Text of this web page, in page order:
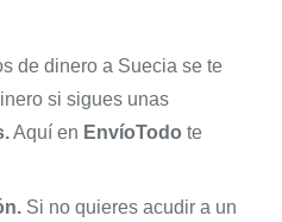
de dinero a Suecia se te
si sigues unas
Aquí en EnvíoTodo te
Si no quieres acudir a un